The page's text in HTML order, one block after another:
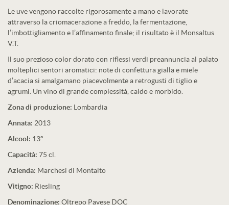
Le uve vengono raccolte rigorosamente a mano e lavorate
attraverso la criomacerazione a freddo, la fermentazione,
l’imbottigliamento e l’affinamento finale; il risultato è il Monsaltus
V.T.
Il suo prezioso color dorato con riflessi verdi preannuncia al palato
molteplici sentori aromatici: note di confettura gialla e miele
d’acacia si amalgamano piacevolmente a retrogusti di tiglio e
agrumi. Un vino di grande complessità, caldo e morbido.
Zona di produzione: Lombardia
Annata: 2013
Alcool: 13°
Capacità: 75 cl.
Azienda: Marchesi di Montalto
Vitigno: Riesling
Denominazione: Oltrepo Pavese DOC